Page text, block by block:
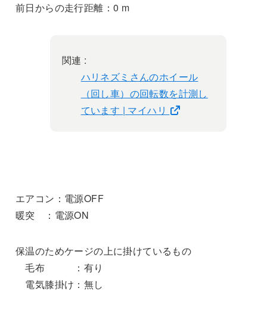
前日からの走行距離：0 m
関連 :
ハリネズミさんのホイール
（回し車）の回転数を計測し
ています | マイハリ
エアコン：電源OFF
暖突 ：電源ON
保温のためケージの上に掛けているもの
毛布 ：有り
電気膝掛け：無し